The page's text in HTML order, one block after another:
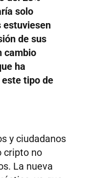
solo
estuviesen
de sus
cambio
ha
tipo de
y ciudadanos
cripto no
La nueva